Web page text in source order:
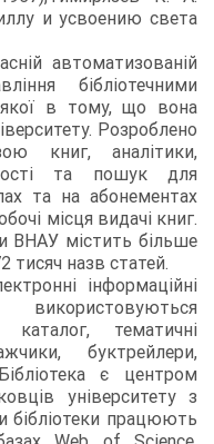
и усвоению света
автоматизованій
бібліотечними
якої в тому, що вона
Розроблено
книг, аналітики,
та пошук для
та на абонементах
місця видачі книг.
ВНАУ містить більше
тисяч назв статей.
інформаційні
каталог, тематичні
буктрейлери,
є центром
університету з
бібліотеки працюють